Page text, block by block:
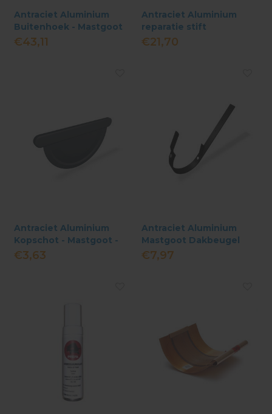
Antraciet Aluminium
Buitenhoek - Mastgoot
333 - Haaks
€43,11
Antraciet Aluminium
reparatie stift
€21,70
Antraciet Aluminium
Kopschot - Mastgoot -
M333
€3,63
Antraciet Aluminium
Mastgoot Dakbeugel
M333 - 90° Met Lip
€7,97